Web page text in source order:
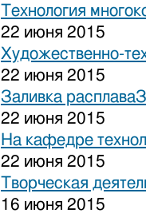
Технология
22 июня 2015
Художественно-
22 июня 2015
Заливка
22 июня 2015
На кафедре
22 июня 2015
Творческая
16 июня 2015